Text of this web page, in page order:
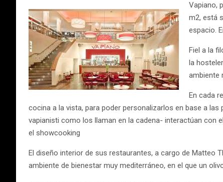
Vapiano,
m2, está
espacio.
Fiel a la
la
ambiente
En cada
cocina a la vista, para poder personalizarlos en base a
vapianisti como los llaman en la cadena- interactúan con
el showcooking
El diseño interior de sus restaurantes, a cargo de Matteo
ambiente de bienestar muy mediterráneo, en el que un